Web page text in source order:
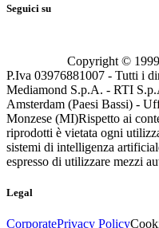
Seguici su
Copyright ©
P.Iva 03976881007 - Tutti i
Mediamond S.p.A. - RTI
Amsterdam (Paesi Bassi) -
Monzese (MI)Rispetto ai
riprodotti è vietata ogni
sistemi di intelligenza
espresso di utilizzare mezzi
Legal
CorporatePrivacy Policy